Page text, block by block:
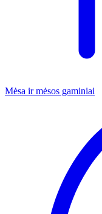
Mėsa ir mėsos gaminiai